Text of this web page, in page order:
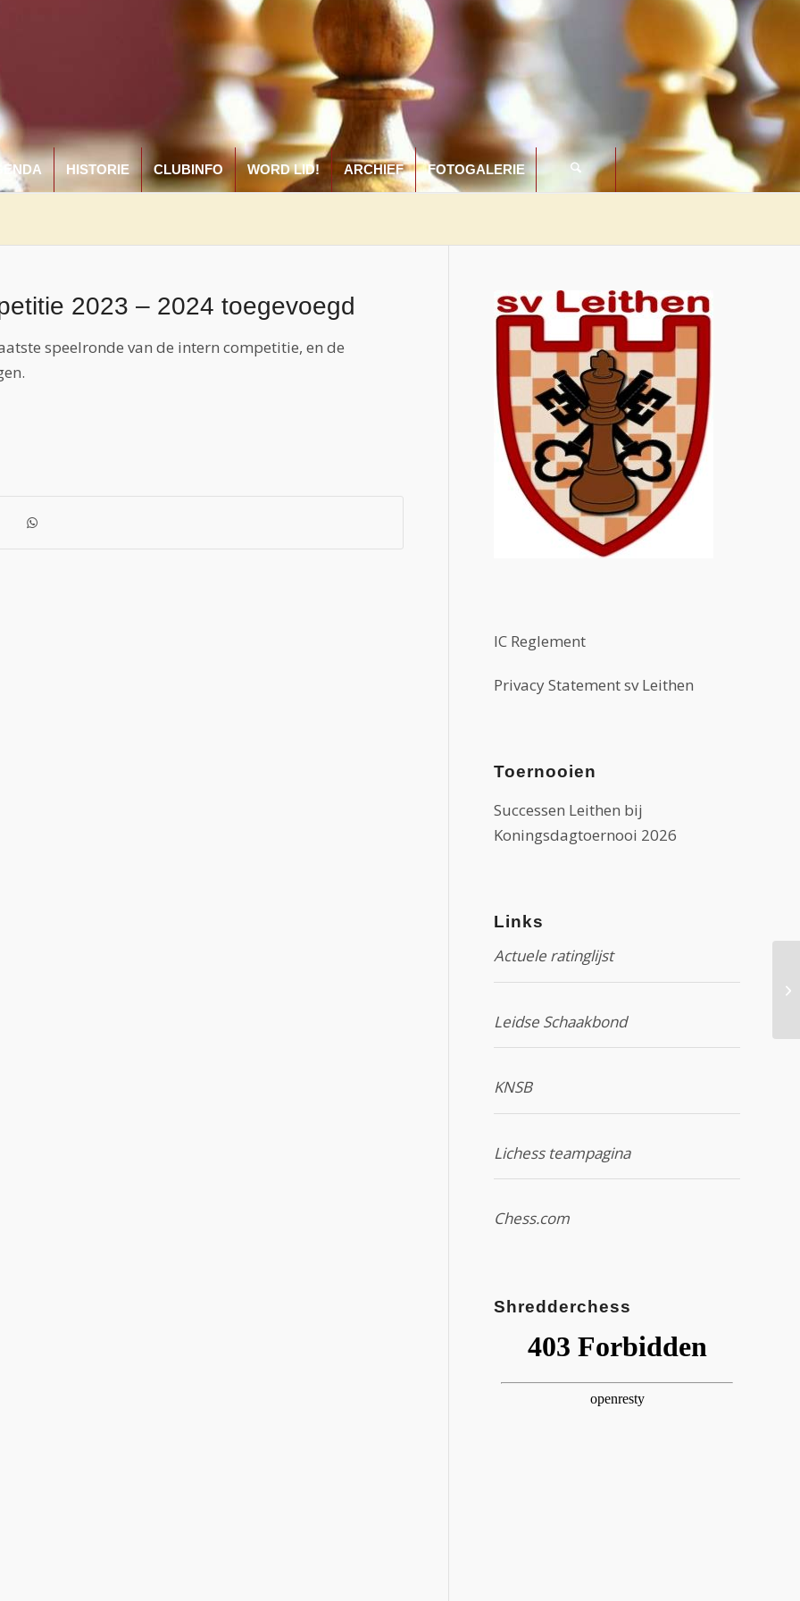
HISTORIE CLUBINFO WORD LID! ARCHIEF FOTOGALERIE
2023 – 2024 toegevoegd
speelronde van de intern competitie, en de
IC Reglement
Privacy Statement sv Leithen
Toernooien
Successen Leithen bij
Koningsdagtoernooi 2026
Links
Actuele ratinglijst
Leidse Schaakbond
KNSB
Lichess teampagina
Chess.com
Shredderchess